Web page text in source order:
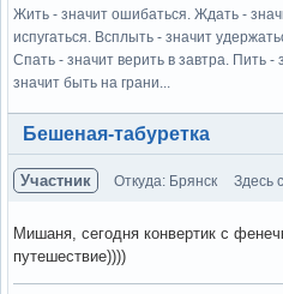
Жить - значит ошибаться. Ждать -
испугаться. Всплыть - значит
Спать - значит верить в завтра. Пить -
значит быть на грани...
Вне форума
Бешеная-табуретка
Участник Откуда: Брянск Здесь
Мишаня, сегодня конвертик с
путешествие))))